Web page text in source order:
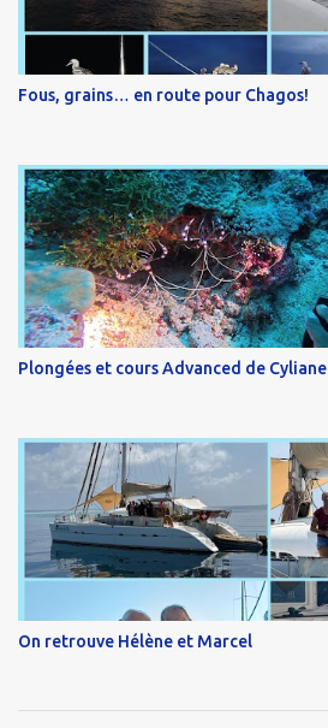
Fous, grains… en route pour Chagos!
Plongées et cours Advanced de Cyliane
On retrouve Hélène et Marcel